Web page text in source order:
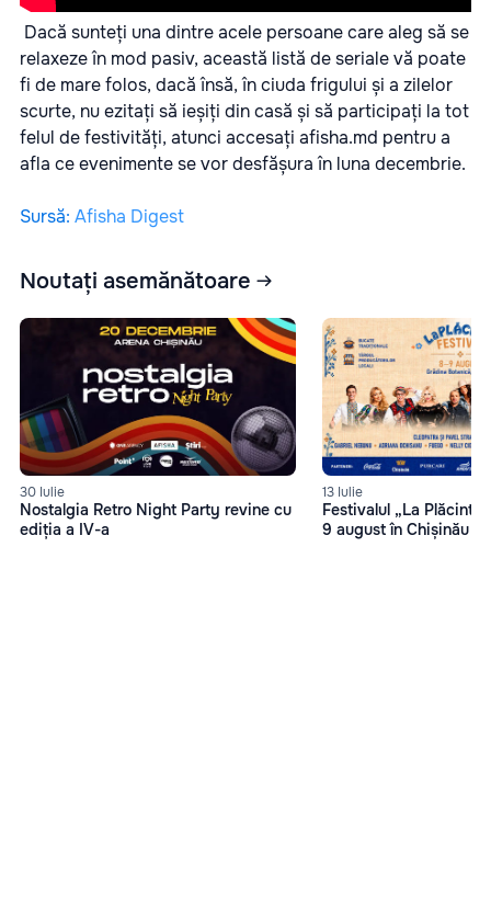
Dacă sunteți una dintre acele persoane care aleg să se
relaxeze în mod pasiv, această listă de seriale vă poate
fi de mare folos, dacă însă, în ciuda frigului și a zilelor
scurte, nu ezitați să ieșiți din casă și să participați la tot
felul de festivități, atunci accesați afisha.md pentru a
afla ce evenimente se vor desfășura în luna decembrie.
Sursă: Afisha Digest
Noutați asemănătoare
30 Iulie
Nostalgia Retro Night Party revine cu
ediția a IV-a
13 Iulie
Festivalul „La
9 august în Chișinău